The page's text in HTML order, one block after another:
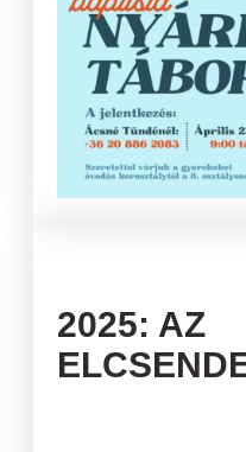
2025: AZ